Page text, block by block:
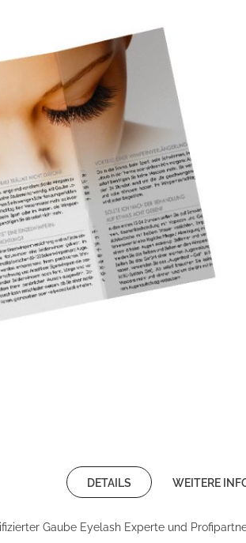
DETAILS WEITERE
Gaube Eyelash Experte und